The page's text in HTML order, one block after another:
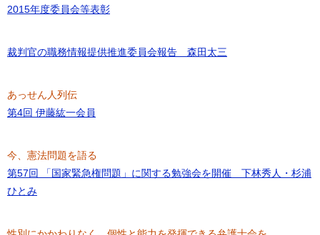
2015年度委員会等表彰
裁判官の職務情報提供推進委員会報告 森田太三
あっせん人列伝
第4回 伊藤紘一会員
今、憲法問題を語る
第57回 「国家緊急権問題」に関する勉強会を開催 下林秀人・杉浦
ひとみ